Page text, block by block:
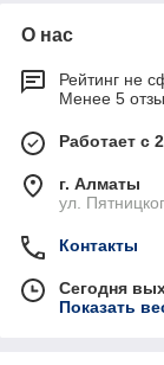
О нас
Рейтинг не
Менее 5
Работает с
г. Алматы
ул.
Контакты
Сегодня
Показать